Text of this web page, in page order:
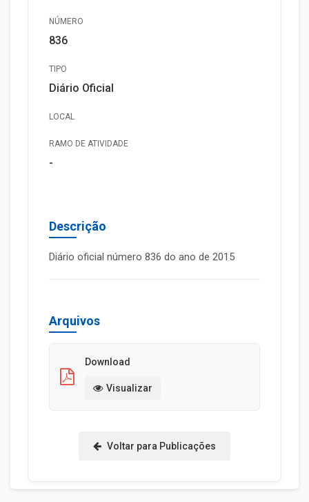
NÚMERO
836
TIPO
Diário Oficial
LOCAL
RAMO DE ATIVIDADE
-
Descrição
Diário oficial número 836 do ano de 2015
Arquivos
Download
Visualizar
Voltar para Publicações